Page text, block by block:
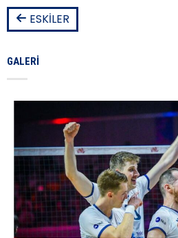
ESKILER
GALERI